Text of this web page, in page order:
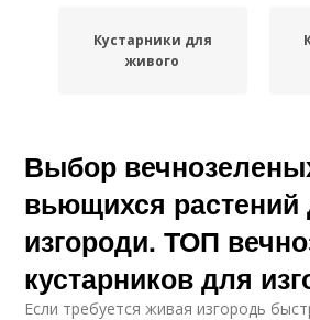
Кустарники для
живого
Выбор
вьющихся
изгороди. ТОП
кустарников для
Если требуется живая изгородь